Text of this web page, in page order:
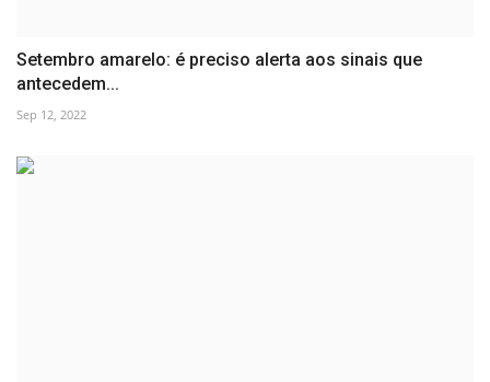
Setembro amarelo: é preciso alerta aos sinais que
antecedem...
Sep 12, 2022